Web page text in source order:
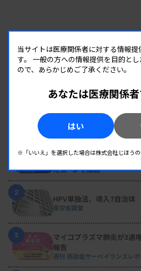
人気の記事
変わり続ける検査の現場 #32
生理検査のパニック値、
た後”まで確認
2
HPV単独法、導入7自治体
厚労省調査
3
マイコプラズマ肺炎が3週
報告
週刊 感染症サーベイランスレ
当サイトは医療関係者に対する情報
す。 一般の方への情報提供を目的と
ので、あらかじめご了承ください。
あなたは医療関係
はい
※「いいえ」を選択した場合は株式会社じほうの